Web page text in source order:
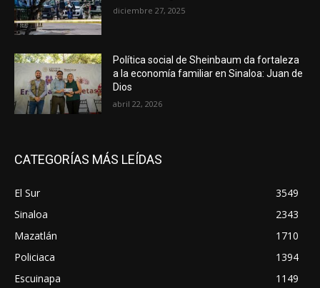
diciembre 27, 2025
Política social de Sheinbaum da fortaleza
a la economía familiar en Sinaloa: Juan de
Dios
abril 22, 2026
CATEGORÍAS MÁS LEÍDAS
El Sur
3549
Sinaloa
2343
Mazatlán
1710
Policiaca
1394
Escuinapa
1149